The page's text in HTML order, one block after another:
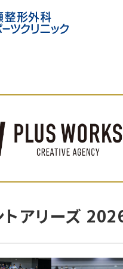
トアリーズ